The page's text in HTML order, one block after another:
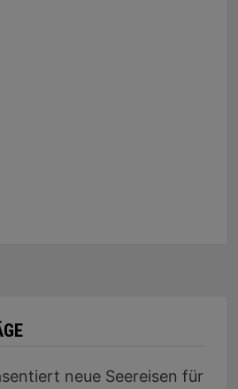
neue Seereisen für